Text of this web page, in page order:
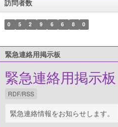
訪問者数
0 5 2 9 6 6 8 0
緊急連絡用掲示板
緊急連絡用掲示板
RDF/RSS
緊急連絡情報をお知らせします。